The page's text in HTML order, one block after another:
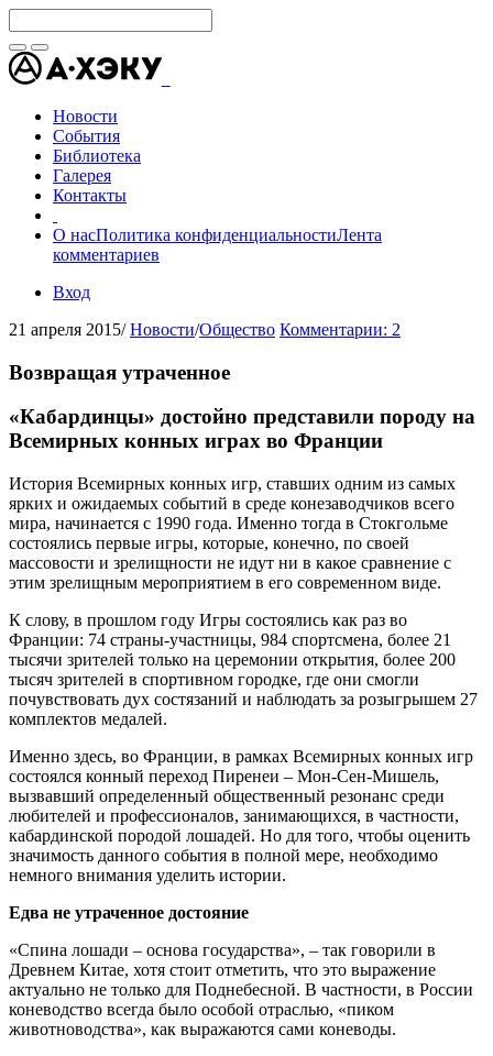
Новости
События
Библиотека
Галерея
Контакты
О насПолитика конфиденциальностиЛента
комментариев
Вход
21 апреля 2015/ Новости/Общество Комментарии: 2
Возвращая утраченное
«Кабардинцы» достойно представили породу на
Всемирных конных играх во Франции
История Всемирных конных игр, ставших одним из самых
ярких и ожидаемых событий в среде конезаводчиков всего
мира, начинается с 1990 года. Именно тогда в Стокгольме
состоялись первые игры, которые, конечно, по своей
массовости и зрелищности не идут ни в какое сравнение с
этим зрелищным мероприятием в его современном виде.
К слову, в прошлом году Игры состоялись как раз во
Франции: 74 страны-участницы, 984 спортсмена, более 21
тысячи зрителей только на церемонии открытия, более 200
тысяч зрителей в спортивном городке, где они смогли
почувствовать дух состязаний и наблюдать за розыгрышем 27
комплектов медалей.
Именно здесь, во Франции, в рамках Всемирных конных игр
состоялся конный переход Пиренеи – Мон-Сен-Мишель,
вызвавший определенный общественный резонанс среди
любителей и профессионалов, занимающихся, в частности,
кабардинской породой лошадей. Но для того, чтобы оценить
значимость данного события в полной мере, необходимо
немного внимания уделить истории.
Едва не утраченное достояние
«Спина лошади – основа государства», – так говорили в
Древнем Китае, хотя стоит отметить, что это выражение
актуально не только для Поднебесной. В частности, в России
коневодство всегда было особой отраслью, «пиком
животноводства», как выражаются сами коневоды.